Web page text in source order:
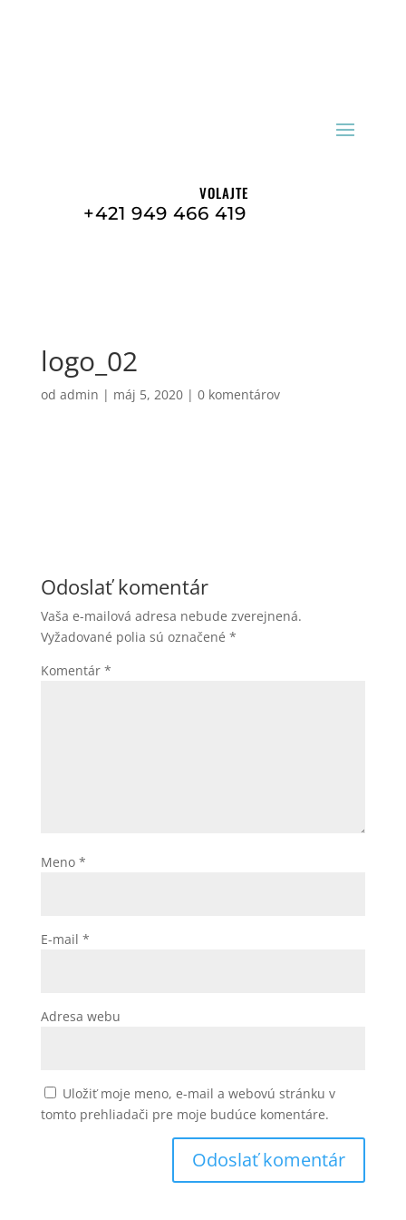
VOLAJTE
+421 949 466 419
logo_02
od admin | máj 5, 2020| 0 komentárov
Odoslať komentár
Vaša e-mailová adresa nebude zverejnená.
Vyžadované polia sú označené *
Komentár *
Meno *
E-mail *
Adresa webu
Uložiť moje meno, e-mail a webovú stránku v
tomto prehliadači pre moje budúce komentáre.